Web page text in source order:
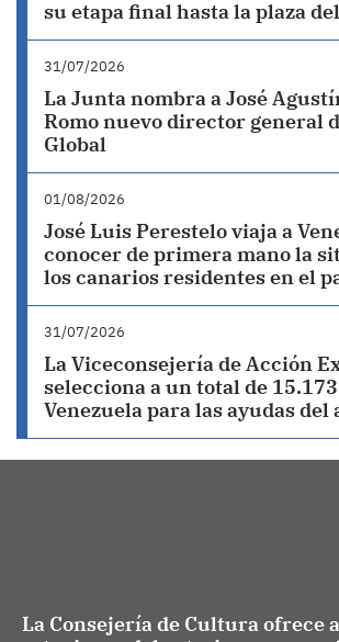
su etapa final hasta la plaza
31/07/2026
La Junta nombra a José
Romo nuevo director general
Global
01/08/2026
José Luis Perestelo viaja a
conocer de primera mano la
los canarios residentes en el
31/07/2026
La Viceconsejería de Acción
selecciona a un total de
Venezuela para las ayudas del
La Consejería de Cultura ofrece